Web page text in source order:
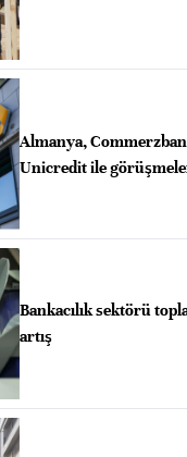
Almanya,
Unicredit ile
Bankacılık sektörü
artış